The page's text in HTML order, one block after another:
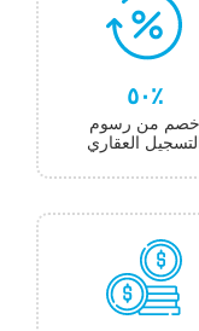
٥۰٪
خصم من رسوم
العقاري